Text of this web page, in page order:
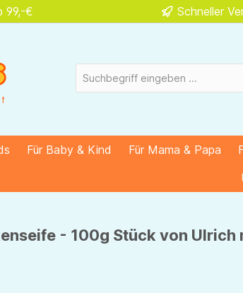
springen
99,-€ Schneller
Für Baby & Kind Für Mama & Papa
- 100g Stück von